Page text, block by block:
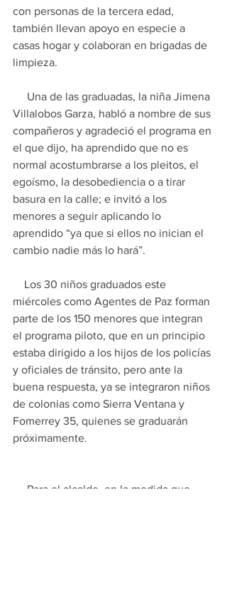
con personas de la tercera edad,
también llevan apoyo en especie a
casas hogar y colaboran en brigadas de
limpieza.
Villalobos Garza, habló a nombre de sus
compañeros y agradeció el programa en
el que dijo, ha aprendido que no es
normal acostumbrarse a los pleitos, el
egoísmo, la desobediencia o a tirar
basura en la calle; e invitó a los
menores a seguir aplicando lo
aprendido “ya que si ellos no inician el
cambio nadie más lo hará”.
miércoles como Agentes de Paz forman
parte de los 150 menores que integran
el programa piloto, que en un principio
estaba dirigido a los hijos de los policías
y oficiales de tránsito, pero ante la
buena respuesta, ya se integraron niños
de colonias como Sierra Ventana y
Fomerrey 35, quienes se graduarán
próximamente.